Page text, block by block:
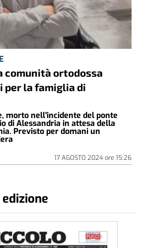
comunità ortodossa
per la famiglia di
morto nell'incidente del ponte
di Alessandria in attesa della
Previsto per domani un
17 AGOSTO 2024ore 15:26